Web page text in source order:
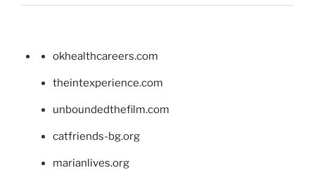
okhealthcareers.com
theintexperience.com
unboundedthefilm.com
catfriends-bg.org
marianlives.org